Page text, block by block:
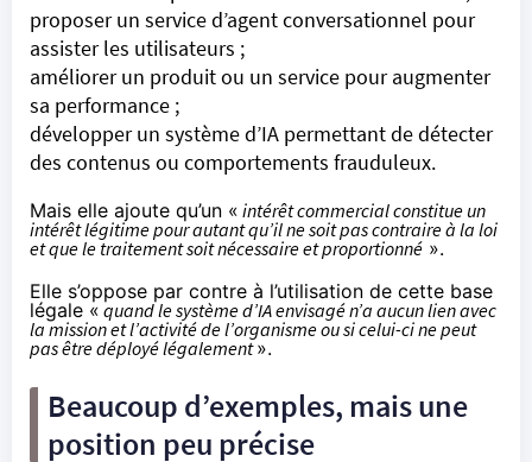
proposer un service d’agent conversationnel pour
assister les utilisateurs ;
améliorer un produit ou un service pour augmenter
sa performance ;
développer un système d’IA permettant de détecter
des contenus ou comportements frauduleux.
Mais elle ajoute qu’un « intérêt commercial constitue un
intérêt légitime pour autant qu’il ne soit pas contraire à la loi
et que le traitement soit nécessaire et proportionné ».
Elle s’oppose par contre à l’utilisation de cette base
légale « quand le système d’IA envisagé n’a aucun lien avec
la mission et l’activité de l’organisme ou si celui-ci ne peut
pas être déployé légalement».
Beaucoup d’exemples, mais une
position peu précise